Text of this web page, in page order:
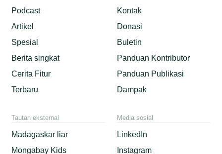
Podcast
Artikel
Spesial
Berita singkat
Cerita Fitur
Terbaru
Kontak
Donasi
Buletin
Panduan Kontributor
Panduan Publikasi
Dampak
Tautan eksternal
Madagaskar liar
Mongabay Kids
Media sosial
LinkedIn
Instagram